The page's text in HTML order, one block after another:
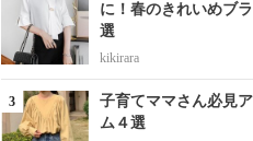
に！春のきれいめブ
選
kikirara
子育てママさん必見
ム４選